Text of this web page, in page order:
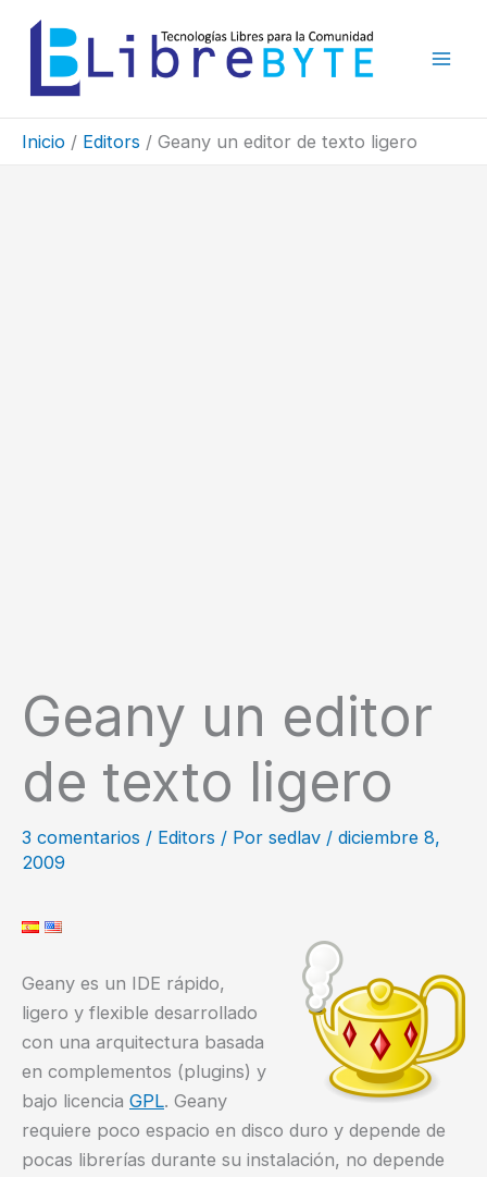
contenido
Inicio Editors Geany un editor de texto ligero
Geany un editor
de texto ligero
3 comentarios / Editors / Por sedlav / diciembre 8,
2009
Geany es un IDE rápido,
ligero y flexible desarrollado
con una arquitectura basada
en complementos (plugins) y
bajo licencia GPL. Geany
requiere poco espacio en disco duro y depende de
pocas librerías durante su instalación, no depende